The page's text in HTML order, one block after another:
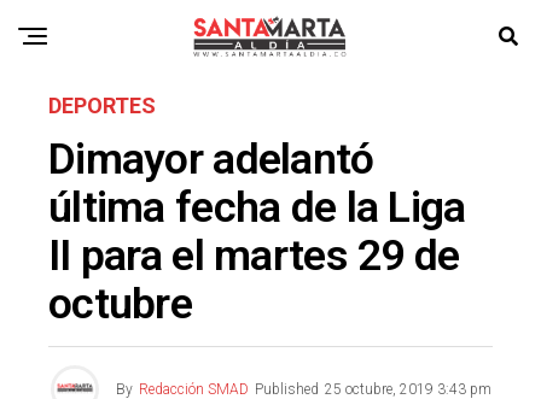
DEPORTES
Dimayor adelantó
última fecha de la Liga
II para el martes 29 de
octubre
By Redacción SMAD Published 25 octubre, 2019 3:43 pm